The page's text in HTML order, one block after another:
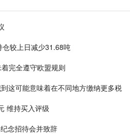
较上日减少31.68吨
完全遵守欧盟规则
这可能意味着在不同地方缴纳更多税
维持买入评级
念招待会并致辞